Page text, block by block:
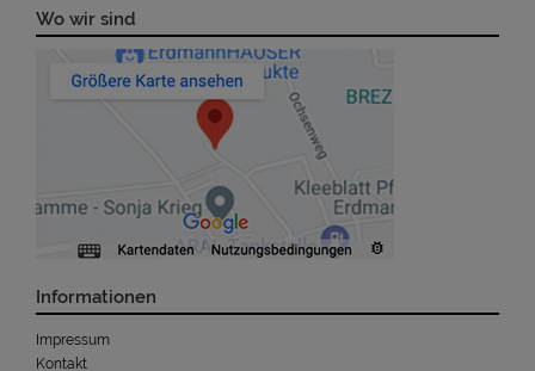
Wo wir sind
Informationen
Impressum
Kontakt